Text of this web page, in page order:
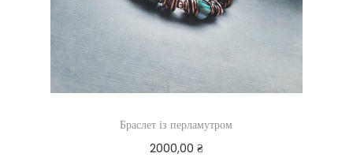
Браслет із перламутром
2000,00 ₴